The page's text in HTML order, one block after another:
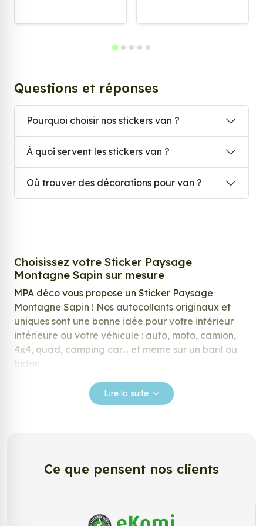
Questions et réponses
Pourquoi choisir nos stickers van ?
À quoi servent les stickers van ?
Où trouver des décorations pour van ?
Choisissez votre Sticker Paysage
Montagne Sapin sur mesure
MPA déco vous propose un Sticker Paysage
Montagne Sapin ! Nos autocollants originaux et
uniques sont une bonne idée pour votre intérieur
intérieure ou votre véhicule : auto, moto, camion,
4x4, quad, camping car… et même sur un baril ou
bidon.
Nos stickers sont spécialement conçus pour
répondre à vos attentes, laissez vous inspirer parmi
Envie de changer de décoration ? Nous avons la
d’autocollant, d’adhésifs ou de vinyle, sont
Lire la suite
Ce que pensent nos clients